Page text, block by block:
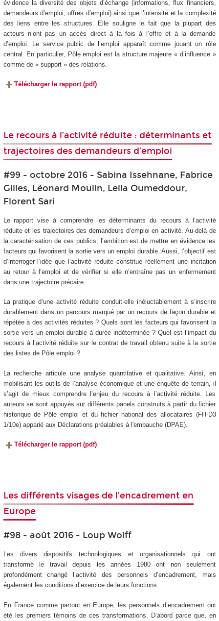
évidence la diversité des objets d’échange (informations, flux financiers,
demandeurs d’emploi, offres d’emploi) ainsi que l’intensité et la complexité
des liens entre les structures. Elle souligne le fait que la plupart des
acteurs n’ont pas un accès direct à la fois à l’offre et à la demande
d’emploi. Le service public de l’emploi apparaît comme jouant un rôle
central. En particulier, Pôle emploi est la structure majeure « d’influence »
comme de « support » des relations.
Télécharger le rapport (pdf)
Le recours à l’activité réduite : déterminants et
trajectoires des demandeurs d’emploi
#99 - octobre 2016 - Sabina Issehnane, Fabrice
Gilles, Léonard Moulin, Leila Oumeddour,
Florent Sari
Le rapport vise à comprendre les déterminants du recours à l’activité
réduite et les trajectoires des demandeurs d’emploi en activité. Au-delà de
la caractérisation de ces publics, l’ambition est de mettre en évidence les
facteurs qui favorisent la sortie vers un emploi durable. Aussi, l’objectif est
d’interroger l’idée que l’activité réduite constitue réellement une incitation
au retour à l’emploi et de vérifier si elle n’entraîne pas un enfermement
dans une trajectoire précaire.
La pratique d’une activité réduite conduit-elle inéluctablement à s’inscrire
durablement dans un parcours marqué par un recours de façon durable et
répétée à des activités réduites ? Quels sont les facteurs qui favorisent la
sortie vers un emploi durable à durée indéterminée ? Quel est l’impact du
recours à l’activité réduite sur le contrat de travail obtenu suite à la sortie
des listes de Pôle emploi ?
La recherche articule une analyse quantitative et qualitative. Ainsi, en
mobilisant les outils de l’analyse économique et une enquête de terrain, il
s’agit de mieux comprendre l’enjeu du recours à l’activité réduite. Les
auteurs se sont appuyés sur différents panels construits à partir du fichier
historique de Pôle emploi et du fichier national des allocataires (FH-D3
1/10e) apparié aux Déclarations préalables à l'embauche (DPAE).
Télécharger le rapport (pdf)
Les différents visages de l’encadrement en
Europe
#98 - août 2016 - Loup Wolff
Les divers dispositifs technologiques et organisationnels qui ont
transformé le travail depuis les années 1980 ont non seulement
profondément changé l’activité des personnels d’encadrement, mais
également les conditions d’exercice de leurs fonctions.
En France comme partout en Europe, les personnels d’encadrement ont
été les premiers témoins de ces transformations. D’abord parce que, en